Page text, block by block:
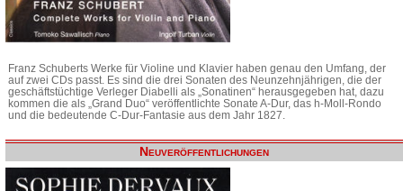
Franz Schuberts Werke für Violine und Klavier haben genau den Umfang, der
auf zwei CDs passt. Es sind die drei Sonaten des Neunzehnjährigen, die der
geschäftstüchtige Verleger Diabelli als „Sonatinen“ herausgegeben hat, dazu
kommen die als „Grand Duo“ veröffentlichte Sonate A-Dur, das h-Moll-Rondo
und die bedeutende C-Dur-Fantasie aus dem Jahr 1827.
Neuveröffentlichungen